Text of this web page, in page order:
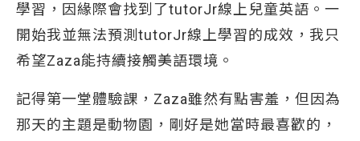
學習，因緣際會找到了tutorJr線上兒童英語。一
開始我並無法預測tutorJr線上學習的成效，我只
希望Zaza能持續接觸美語環境。
記得第一堂體驗課，Zaza雖然有點害羞，但因為
那天的主題是動物園，剛好是她當時最喜歡的，